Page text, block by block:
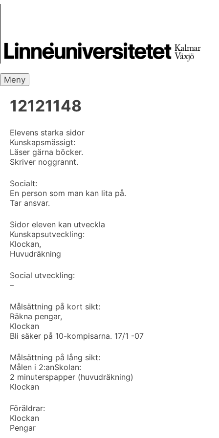
Meny
12121148
Elevens starka sidor
Kunskapsmässigt:
Läser gärna böcker.
Skriver noggrannt.
Socialt:
En person som man kan lita på.
Tar ansvar.
Sidor eleven kan utveckla
Kunskapsutveckling:
Klockan,
Huvudräkning
Social utveckling:
–
Målsättning på kort sikt:
Räkna pengar,
Klockan
Bli säker på 10-kompisarna. 17/1 -07
Målsättning på lång sikt:
Målen i 2:anSkolan:
2 minuterspapper (huvudräkning)
Klockan
Föräldrar:
Klockan
Pengar